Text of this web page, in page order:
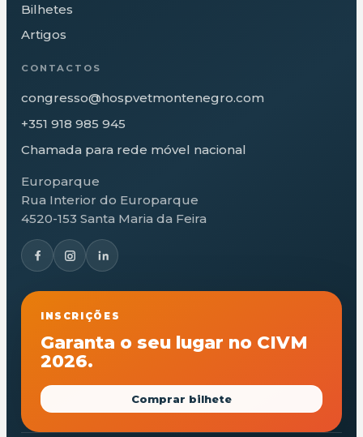
Bilhetes
Artigos
CONTACTOS
congresso@hospvetmontenegro.com
+351 918 985 945
Chamada para rede móvel nacional
Europarque
Rua Interior do Europarque
4520-153 Santa Maria da Feira
INSCRIÇÕES
Garanta o seu lugar no CIVM
2026.
Comprar bilhete